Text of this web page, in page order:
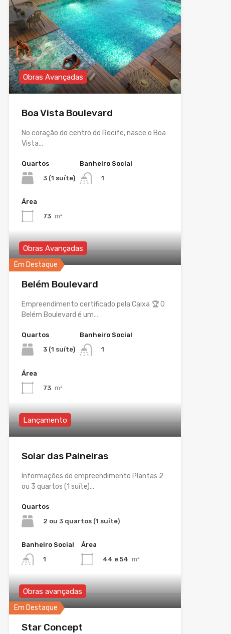
Obras Avançadas
Boa Vista Boulevard
No coração do centro do Recife, nasce o Boa
Vista…
Quartos
3 (1 suíte)
Banheiro Social
1
Área
73 m²
Em Destaque
Obras Avançadas
Belém Boulevard
Empreendimento certificado pela Caixa 🏆 O
Belém Boulevard é um…
Quartos
3 (1 suíte)
Banheiro Social
1
Área
73 m²
Lançamento
Solar das Paineiras
Informações do empreendimento Plantas 2
ou 3 quartos (1 suíte)…
Quartos
2 ou 3 quartos (1 suíte)
Banheiro Social
1
Área
44 e 54 m²
Em Destaque
Obras avançadas
Star Concept